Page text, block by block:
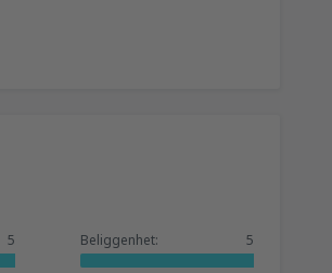
5 Beliggenhet: 5